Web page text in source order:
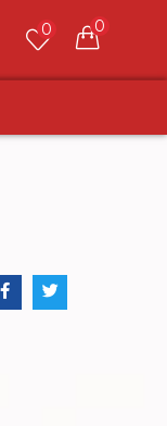
0 0